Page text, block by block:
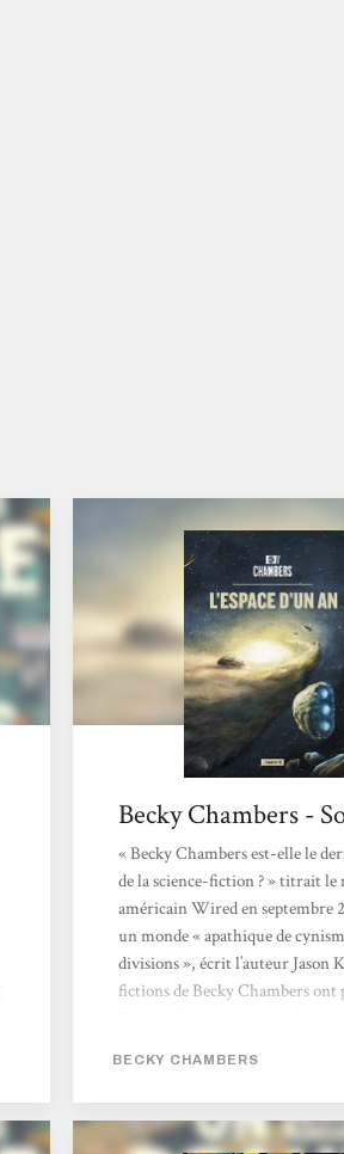
Becky Chambers -
« Becky Chambers est-elle le
de la science-fiction ? » titrait le
américain Wired en septembre
un monde « apathique de
divisions », écrit l’auteur Jason
fictions de Becky Chambers ont
pétri de philosophie, de sciences
Née en 1985 de deux
BECKY CHAMBERS